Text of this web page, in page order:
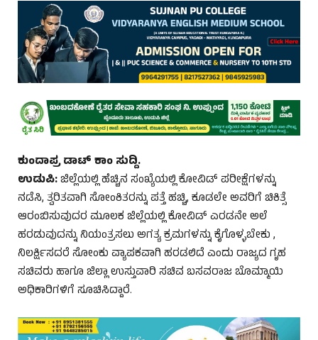
ಕುಂದಾಪ್ರ ಡಾಟ್ ಕಾಂ ಸುದ್ದಿ.
ಉಡುಪಿ:ಜಿಲ್ಲೆಯಲ್ಲಿ ಹೆಚ್ಚಿನ ಸಂಖ್ಯೆಯಲ್ಲಿ ಕೋವಿಡ್ ಪರೀಕ್ಷೆಗಳನ್ನು
ನಡೆಸಿ, ತ್ವರಿತವಾಗಿ ಸೋಂಕಿತರನ್ನು ಪತ್ತೆ ಹಚ್ಚಿ, ಕೂಡಲೇ ಅವರಿಗೆ ಚಿಕಿತ್ಸೆ
ಆರಂಬಿಸುವುದರ ಮೂಲಕ ಜಿಲ್ಲೆಯಲ್ಲಿ ಕೋವಿಡ್ ಎರಡನೇ ಅಲೆ
ಹರಡುವುದನ್ನು ನಿಯಂತ್ರಸಲು ಅಗತ್ಯ ಕ್ರಮಗಳನ್ನು ಕೈಗೊಳ್ಳಬೇಕು ,
ನಿಲರ್ಕ್ಷಿಸದರೆ ಸೋಂಕು ವ್ಯಾಪಕವಾಗಿ ಹರಡಲಿದೆ ಎಂದು ರಾಜ್ಯದ ಗೃಹ
ಸಚಿವರು ಹಾಗೂ ಜಿಲ್ಲಾ ಉಸ್ತುವಾರಿ ಸಚಿವ ಬಸವರಾಜ ಬೊಮ್ಮಾಯಿ
ಅಧಿಕಾರಿಗಳಿಗೆ ಸೂಚಿಸಿದ್ದಾರೆ.